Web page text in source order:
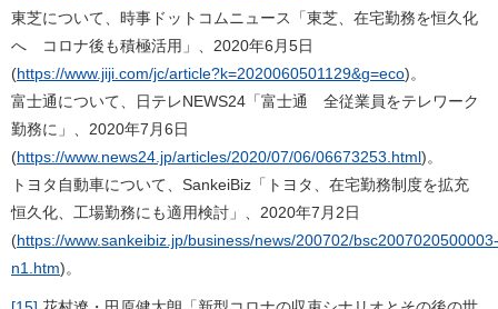
東芝について、時事ドットコムニュース「東芝、在宅勤務を恒久化
へ コロナ後も積極活用」、2020年6月5日
(https://www.jiji.com/jc/article?k=2020060501129&g=eco)。
富士通について、日テレNEWS24「富士通 全従業員をテレワーク
勤務に」、2020年7月6日
(https://www.news24.jp/articles/2020/07/06/06673253.html)。
トヨタ自動車について、SankeiBiz「トヨタ、在宅勤務制度を拡充
恒久化、工場勤務にも適用検討」、2020年7月2日
(https://www.sankeibiz.jp/business/news/200702/bsc2007020500003-
n1.htm)。